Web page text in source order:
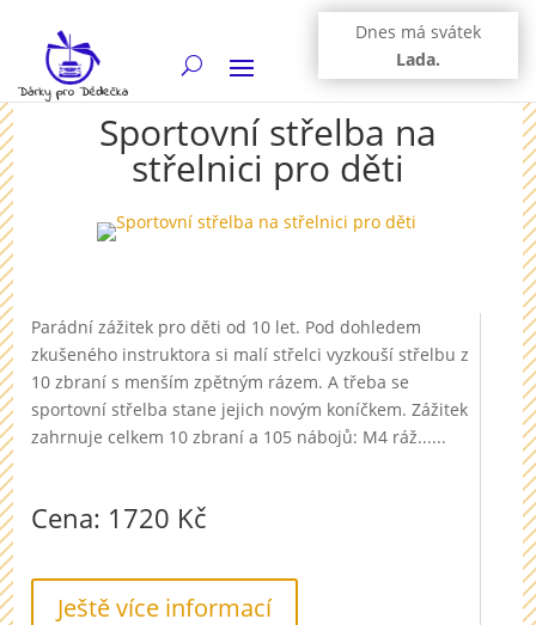
Dnes má svátek
Lada.
Sportovní střelba na
střelnici pro děti
Parádní zážitek pro děti od 10 let. Pod dohledem
zkušeného instruktora si malí střelci vyzkouší střelbu z
10 zbraní s menším zpětným rázem. A třeba se
sportovní střelba stane jejich novým koníčkem. Zážitek
zahrnuje celkem 10 zbraní a 105 nábojů: M4 ráž......
Cena: 1720 Kč
Ještě více informací